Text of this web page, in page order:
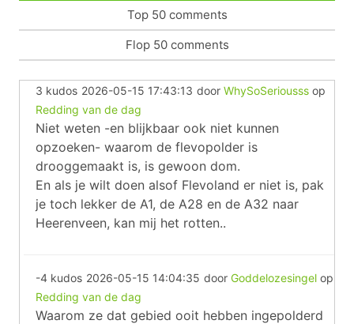
Top 50 comments
Flop 50 comments
3 kudos 2026-05-15 17:43:13 door WhySoSeriousss op
Redding van de dag
Niet weten -en blijkbaar ook niet kunnen
opzoeken- waarom de flevopolder is
drooggemaakt is, is gewoon dom.
En als je wilt doen alsof Flevoland er niet is, pak
je toch lekker de A1, de A28 en de A32 naar
Heerenveen, kan mij het rotten..
-4 kudos 2026-05-15 14:04:35 door Goddelozesingel op
Redding van de dag
Waarom ze dat gebied ooit hebben ingepolderd